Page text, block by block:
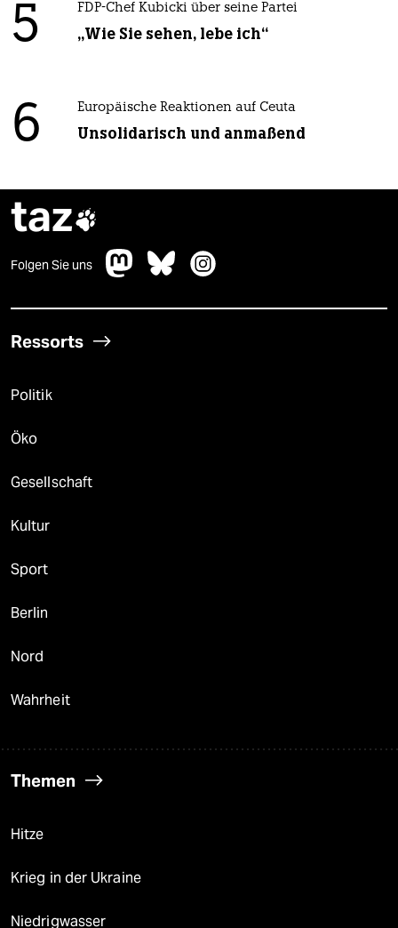
5 FDP-Chef Kubicki über seine Partei
„Wie Sie sehen, lebe ich“
6 Europäische Reaktionen auf Ceuta
Unsolidarisch und anmaßend
taz
Folgen Sie uns
Ressorts
Politik
Öko
Gesellschaft
Kultur
Sport
Berlin
Nord
Wahrheit
Themen
Hitze
Krieg in der Ukraine
Niedrigwasser